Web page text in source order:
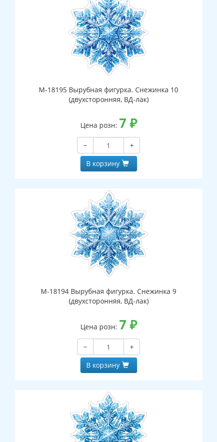
М-18195 Вырубная фигурка. Снежинка 10
(двухсторонняя, ВД-лак)
Цена розн: 7 ₽
−
+
В корзину
М-18194 Вырубная фигурка. Снежинка 9
(двухсторонняя, ВД-лак)
Цена розн: 7 ₽
−
+
В корзину